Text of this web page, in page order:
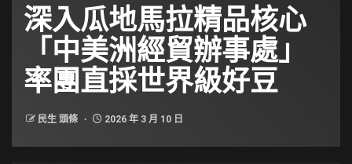
深入瓜地馬拉精品核心
「中美洲經貿辦事處」
率團直採世界級好豆
民生 頭條 2026 年 3 月 10 日